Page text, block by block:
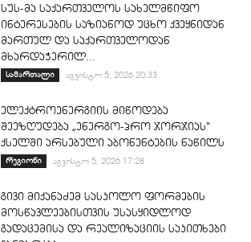
სუს-მა საქართველოს სახელმწიფო
ინტერესების საზიანოდ უცხო ქვეყნიდან
მართულ და საქართველოდან
მხარდაჭერილ...
სამართალი აგვისტო 5, 2026 20:33
ელექტროენერგიის მიწოდება
შეეზღუდება „ენერგო-პრო ჯორჯიას“
ქსელში არსებული აბონენტების ნაწილს
რეგიონი აგვისტო 5, 2026 17:28
გივი მიქანაძემ სასკოლო ფორმების
მოსწავლეებისთვის უსასყიდლოდ
გადაცემისა და რეალიზაციის საკითხები